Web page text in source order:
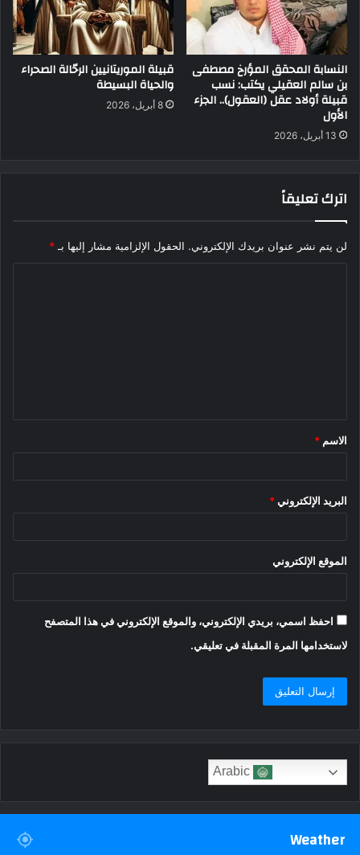
النسابة المحقق المؤرخ مصطفى
بن سالم العقيلي يكتب: نسب
قبيلة أولاد عقل (العقول).. الجزء
الأول
13 أبريل، 2026
قبيلة الموريتانيين الرحّالة الصحراء
والحياة البسيطة
8 أبريل، 2026
اترك تعليقاً
لن يتم نشر عنوان بريدك الإلكتروني. الحقول الإلزامية مشار إليها بـ *
*
الاسم *
البريد الإلكتروني *
الموقع الإلكتروني
احفظ اسمي، بريدي الإلكتروني، والموقع الإلكتروني في هذا المتصفح
لاستخدامها المرة المقبلة في تعليقي.
Weather